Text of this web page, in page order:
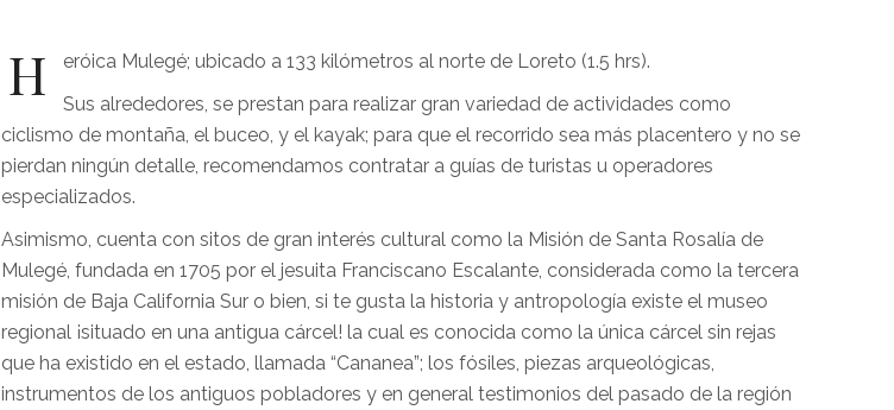
H
eróica Mulegé; ubicado a 133 kilómetros al norte de Loreto (1.5 hrs).
Sus alrededores, se prestan para realizar gran variedad de actividades como
ciclismo de montaña, el buceo, y el kayak; para que el recorrido sea más placentero y no se
pierdan ningún detalle, recomendamos contratar a guías de turistas u operadores
especializados.
Asimismo, cuenta con sitos de gran interés cultural como la Misión de Santa Rosalía de
Mulegé, fundada en 1705 por el jesuita Franciscano Escalante, considerada como la tercera
misión de Baja California Sur o bien, si te gusta la historia y antropología existe el museo
regional ¡situado en una antigua cárcel! la cual es conocida como la única cárcel sin rejas
que ha existido en el estado, llamada “Cananea”; los fósiles, piezas arqueológicas,
instrumentos de los antiguos pobladores y en general testimonios del pasado de la región